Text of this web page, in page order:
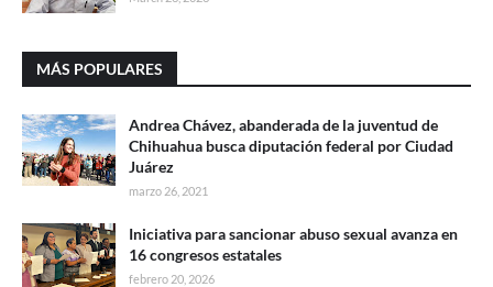
MÁS POPULARES
Andrea Chávez, abanderada de la juventud de
Chihuahua busca diputación federal por Ciudad
Juárez
marzo 26, 2021
Iniciativa para sancionar abuso sexual avanza en
16 congresos estatales
febrero 20, 2026